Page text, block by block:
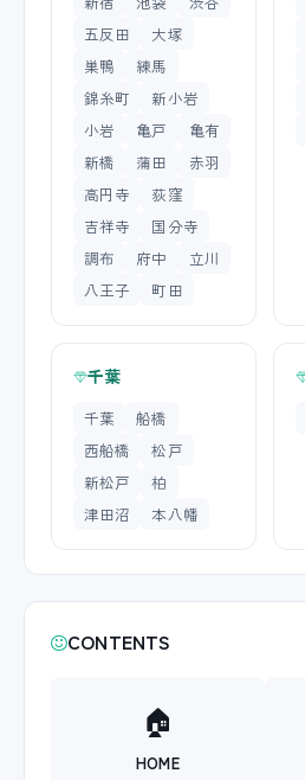
五反田
大塚
巣鴨
練馬
錦糸町
新小岩
小岩
亀戸
亀有
新橋
蒲田
赤羽
高円寺
荻窪
吉祥寺
国分寺
調布
府中
立川
八王子
町田
千葉
千葉
船橋
西船橋
松戸
新松戸
柏
津田沼
本八幡
CONTENTS
🏠
HOME